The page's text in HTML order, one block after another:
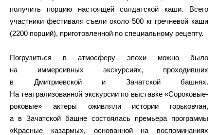
получить порцию настоящей солдатской каши. Всего
участники фестиваля съели около 500 кг гречневой каши
(2200 порций), приготовленной по специальному рецепту.
Погрузиться в атмосферу эпохи можно было
на иммерсивных экскурсиях, проходивших
в Дмитриевской и Зачатской башнях.
На театрализованной экскурсии по выставке «Сороковые-
роковые» актеры оживляли истории горьковчан,
а в Зачатской башне состоялась премьера программы
«Красные казармы», основанной на воспоминаниях